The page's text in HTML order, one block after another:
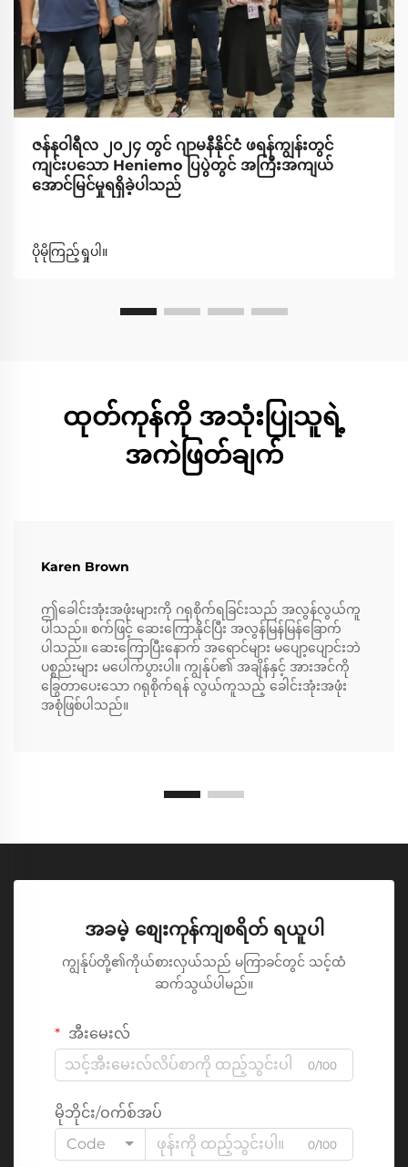
ဇန်နဝါရီလ ၂၀၂၄ တွင် ဂျာမနီနိုင်ငံ ဖရန်ကျွန်းတွင်
ကျင်းပသော Heniemo ပြပွဲတွင် အကြီးအကျယ်
အောင်မြင်မှုရရှိခဲ့ပါသည်
ပိုမိုကြည့်ရှုပါ။
ထုတ်ကုန်ကို အသုံးပြုသူရဲ့
အကဲဖြတ်ချက်
Karen Brown
ဤခေါင်းအုံးအဖုံးများကို ဂရုစိုက်ရခြင်းသည် အလွန်လွယ်ကူ
ပါသည်။ စက်ဖြင့် ဆေးကြောနိုင်ပြီး အလွန်မြန်မြန်ခြောက်
ပါသည်။ ဆေးကြောပြီးနောက် အရောင်များ မပျော့ပျောင်းဘဲ
ပစ္စည်းများ မပေါက်ပွားပါ။ ကျွန်ုပ်၏ အချိန်နှင့် အားအင်ကို
ခြွေတာပေးသော ဂရုစိုက်ရန် လွယ်ကူသည့် ခေါင်းအုံးအဖုံး
အစုံဖြစ်ပါသည်။
အခမဲ့ စျေးကုန်ကျစရိတ် ရယူပါ
ကျွန်ုပ်တို့၏ကိုယ်စားလှယ်သည် မကြာခင်တွင် သင့်ထံ
ဆက်သွယ်ပါမည်။
အီးမေးလ်
0/100
မိုဘိုင်း/ဝက်စ်အပ်
Code
0/100